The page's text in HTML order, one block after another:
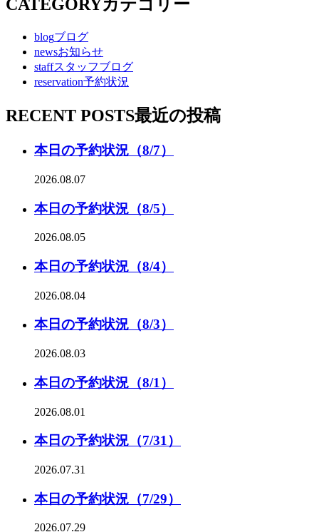
CATEGORYカテゴリー
blogブログ
newsお知らせ
staffスタッフブログ
reservation予約状況
RECENT POSTS最近の投稿
本日の予約状況（8/7）
2026.08.07
本日の予約状況（8/5）
2026.08.05
本日の予約状況（8/4）
2026.08.04
本日の予約状況（8/3）
2026.08.03
本日の予約状況（8/1）
2026.08.01
本日の予約状況（7/31）
2026.07.31
本日の予約状況（7/29）
2026.07.29